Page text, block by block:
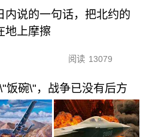
内说的一句话，把北约的
地上摩擦
阅读 13079
饭碗\"，战争已没有后方